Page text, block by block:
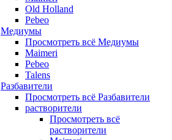
Old Holland
Pebeo
Медиумы
Просмотреть всё Медиумы
Maimeri
Pebeo
Talens
Разбавители
Просмотреть всё Разбавители
растворители
Просмотреть всё
растворители